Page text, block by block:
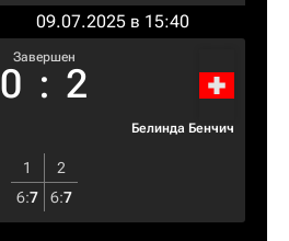
09.07.2025 в 15:40
Завершен
0 : 2
Белинда Бенчич
1
2
6:7 6:7